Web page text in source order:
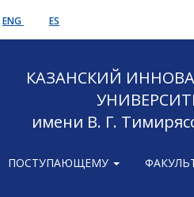
ENG ES
КАЗАНСКИЙ
имени В. Г.
ПОСТУПАЮЩЕМУ